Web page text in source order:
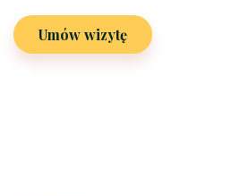
Umów wizytę